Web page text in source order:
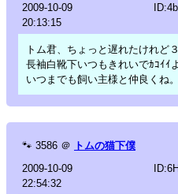
2009-10-09
20:13:15
トム君、ちょっと遅れたけれど
長袖白靴下いつもきれいでｶｺｲｲ
いつまでも飼い主様と仲良くね
🐾 3586 ＠ トムの猫下僕
2009-10-09
22:54:32